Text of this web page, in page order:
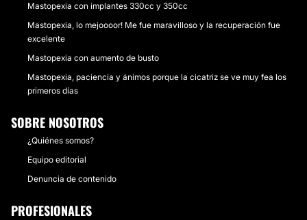
Mastopexia con implantes 330cc y 350cc
Mastopexia, lo mejoooor! Me fue maravilloso y la recuperación fue
excelente
Mastopexia con aumento de busto
Mastopexia, paciencia y ánimos porque la cicatriz se ve muy fea los
primeros días
SOBRE NOSOTROS
¿Quiénes somos?
Equipo editorial
Denuncia de contenido
PROFESIONALES